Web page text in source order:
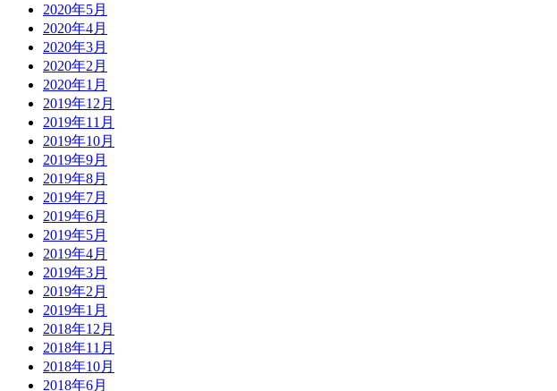
2020年5月
2020年4月
2020年3月
2020年2月
2020年1月
2019年12月
2019年11月
2019年10月
2019年9月
2019年8月
2019年7月
2019年6月
2019年5月
2019年4月
2019年3月
2019年2月
2019年1月
2018年12月
2018年11月
2018年10月
2018年6月